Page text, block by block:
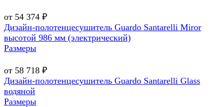
от 54 374 ₽
Дизайн-полотенцесушитель Guardo Santarelli Miror
высотой 986 мм (электрический)
Размеры
от 58 718 ₽
Дизайн-полотенцесушитель Guardo Santarelli Glass
водяной
Размеры